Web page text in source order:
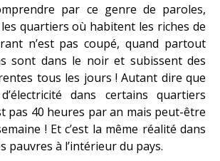
par ce genre de paroles,
quartiers où habitent les riches de
n’est pas coupé, quand partout
sont dans le noir et subissent des
tous les jours ! Autant dire que
dans certains quartiers
pas 40 heures par an mais peut-être
! Et c’est la même réalité dans
pauvres à l’intérieur du pays.